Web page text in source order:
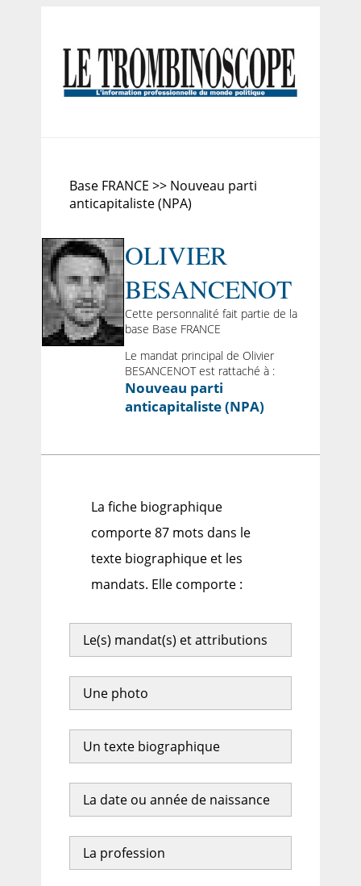
Base FRANCE >> Nouveau parti
anticapitaliste (NPA)
OLIVIER
BESANCENOT
Cette personnalité fait partie de la
base Base FRANCE
Le mandat principal de Olivier
BESANCENOT est rattaché à :
Nouveau parti
anticapitaliste (NPA)
La fiche biographique
comporte 87 mots dans le
texte biographique et les
mandats. Elle comporte :
Le(s) mandat(s) et attributions
Une photo
Un texte biographique
La date ou année de naissance
La profession